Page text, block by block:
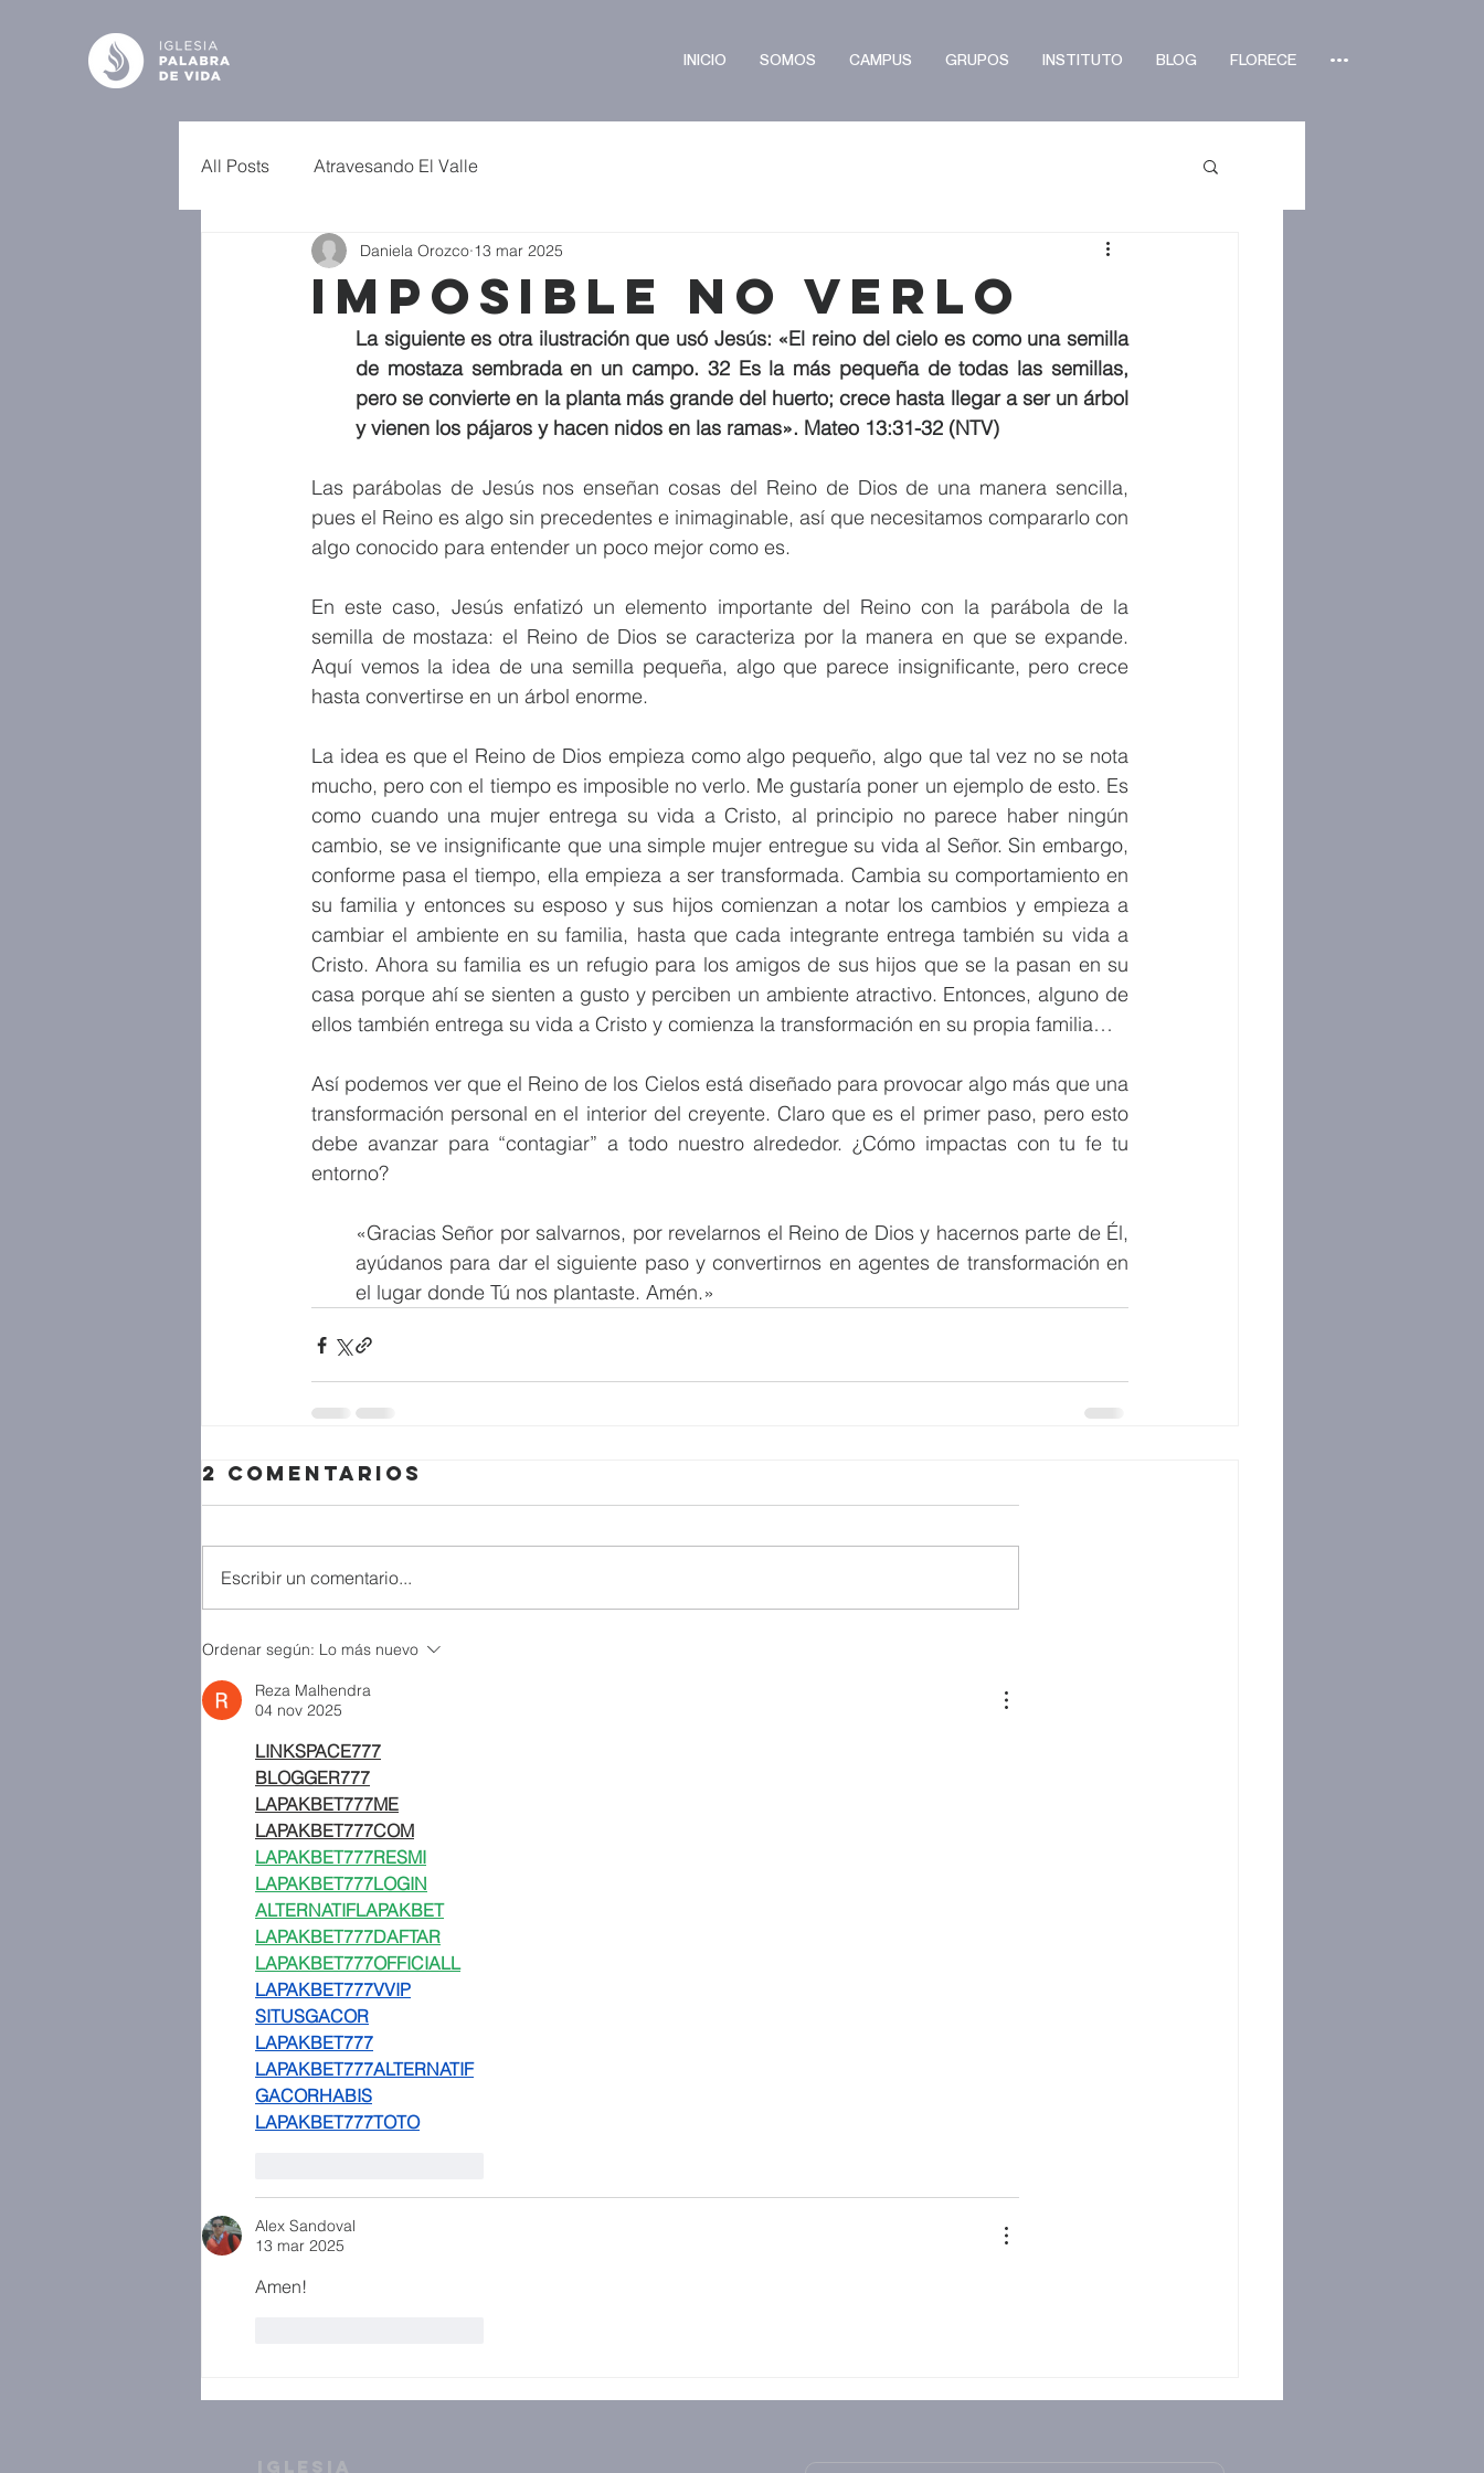
INICIO SOMOS CAMPUS GRUPOS INSTITUTO BLOG FLORECE •••
All Posts Atravesando El Valle
Imposible No Verlo
Daniela Orozco 13 mar 2025
La siguiente es otra ilustración que usó Jesús: «El reino del cielo es como una semilla
de mostaza sembrada en un campo. 32 Es la más pequeña de todas las semillas,
pero se convierte en la planta más grande del huerto; crece hasta llegar a ser un árbol
y vienen los pájaros y hacen nidos en las ramas». Mateo 13:31-32 (NTV)
Las parábolas de Jesús nos enseñan cosas del Reino de Dios de una manera sencilla,
pues el Reino es algo sin precedentes e inimaginable, así que necesitamos compararlo con
algo conocido para entender un poco mejor como es.
En este caso, Jesús enfatizó un elemento importante del Reino con la parábola de la
semilla de mostaza: el Reino de Dios se caracteriza por la manera en que se expande.
Aquí vemos la idea de una semilla pequeña, algo que parece insignificante, pero crece
hasta convertirse en un árbol enorme.
La idea es que el Reino de Dios empieza como algo pequeño, algo que tal vez no se nota
mucho, pero con el tiempo es imposible no verlo. Me gustaría poner un ejemplo de esto. Es
como cuando una mujer entrega su vida a Cristo, al principio no parece haber ningún
cambio, se ve insignificante que una simple mujer entregue su vida al Señor. Sin embargo,
conforme pasa el tiempo, ella empieza a ser transformada. Cambia su comportamiento en
su familia y entonces su esposo y sus hijos comienzan a notar los cambios y empieza a
cambiar el ambiente en su familia, hasta que cada integrante entrega también su vida a
Cristo. Ahora su familia es un refugio para los amigos de sus hijos que se la pasan en su
casa porque ahí se sienten a gusto y perciben un ambiente atractivo. Entonces, alguno de
ellos también entrega su vida a Cristo y comienza la transformación en su propia familia…
Así podemos ver que el Reino de los Cielos está diseñado para provocar algo más que una
transformación personal en el interior del creyente. Claro que es el primer paso, pero esto
debe avanzar para “contagiar” a todo nuestro alrededor. ¿Cómo impactas con tu fe tu
entorno?
«Gracias Señor por salvarnos, por revelarnos el Reino de Dios y hacernos parte de Él,
ayúdanos para dar el siguiente paso y convertirnos en agentes de transformación en
el lugar donde Tú nos plantaste. Amén.»
2 comentarios
Escribir un comentario...
Ordenar según: Lo más nuevo
Reza Malhendra
04 nov 2025
LINKSPACE777
BLOGGER777
LAPAKBET777ME
LAPAKBET777COM
LAPAKBET777RESMI
LAPAKBET777LOGIN
ALTERNATIFLAPAKBET
LAPAKBET777DAFTAR
LAPAKBET777OFFICIALL
LAPAKBET777VVIP
SITUSGACOR
LAPAKBET777
LAPAKBET777ALTERNATIF
GACORHABIS
LAPAKBET777TOTO
Alex Sandoval
13 mar 2025
Amen!